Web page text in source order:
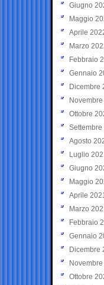
Giugno
Maggio
Aprile
Marzo
Febbraio
Gennaio
Dicembre
Ottobre
Settembre
Agosto
Luglio
Giugno
Maggio
Aprile
Marzo
Febbraio
Gennaio
Dicembre
Ottobre